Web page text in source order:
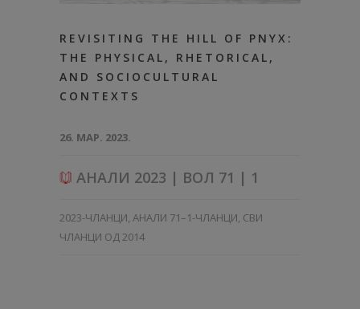
REVISITING THE HILL OF PNYX:
THE PHYSICAL, RHETORICAL,
AND SOCIOCULTURAL
CONTEXTS
26. МАР. 2023.
АНАЛИ 2023 | ВОЛ 71 | 1
2023-ЧЛАНЦИ, АНАЛИ 71–1-ЧЛАНЦИ, СВИ
ЧЛАНЦИ ОД 2014